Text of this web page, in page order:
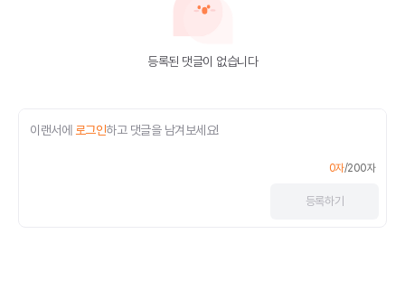
등록된 댓글이 없습니다
이랜서에 로그인하고 댓글을 남겨보세요!
0자/200자
등록하기